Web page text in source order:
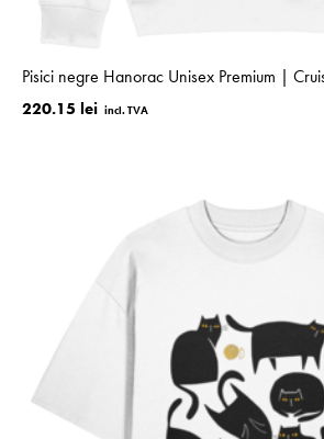
Pisici negre Hanorac Unisex Premium |
220.15 lei